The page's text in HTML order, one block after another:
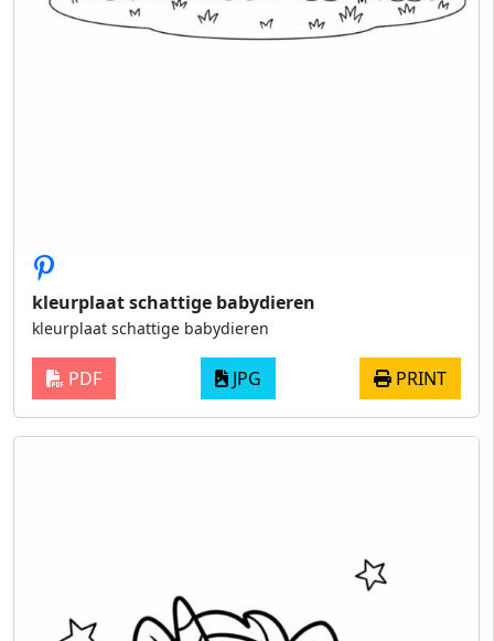
kleurplaat schattige babydieren
kleurplaat schattige babydieren
PDF JPG PRINT